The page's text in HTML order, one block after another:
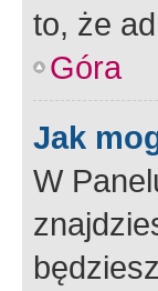
to, że
Góra
Jak
W